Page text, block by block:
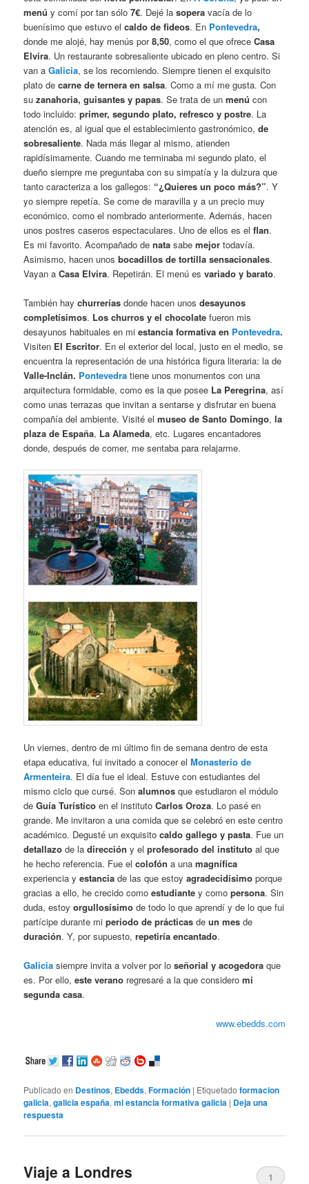
menú y comí por tan sólo7€. Dejé lasoperavacía de lo
buenísimo que estuvo elcaldo de fideos. En Pontevedra,
donde me alojé, hay menús por8,50, como el que ofreceCasa
Elvira. Un restaurante sobresaliente ubicado en pleno centro. Si
van aGalicia, se los recomiendo. Siempre tienen el exquisito
plato decarne de ternera en salsa. Como a mí me gusta. Con
suzanahoria, guisantes y papas. Se trata de unmenú con
todo incluido:primer, segundo plato, refresco y postre. La
atención es, al igual que el establecimiento gastronómico, de
sobresaliente. Nada más llegar al mismo, atienden
rapidísimamente. Cuando me terminaba mi segundo plato, el
dueño siempre me preguntaba con su simpatía y la dulzura que
tanto caracteriza a los gallegos: “¿Quieres un poco más?”. Y
yo siempre repetía. Se come de maravilla y a un precio muy
económico, como el nombrado anteriormente. Además, hacen
unos postres caseros espectaculares. Uno de ellos es elflan.
Es mi favorito. Acompañado denatasabemejor todavía.
Asimismo, hacen unosbocadillos de tortilla sensacionales.
Vayan aCasa Elvira. Repetirán. El menú esvariado y barato.
También haychurrerías donde hacen unosdesayunos
completísimos. Loschurros y el chocolate fueron mis
desayunos habituales en miestancia formativa en Pontevedra.
Visiten El Escritor. En el exterior del local, justo en el medio, se
encuentra la representación de una histórica figura literaria: la de
Valle-Inclán. Pontevedra tiene unos monumentos con una
arquitectura formidable, como es la que posee La Peregrina, así
como unas terrazas que invitan a sentarse y disfrutar en buena
compañía del ambiente. Visité elmuseo deSanto Domingo,la
plaza de España, La Alameda, etc. Lugares encantadores
donde, después de comer, me sentaba para relajarme.
Un viernes, dentro de mi último fin de semana dentro de esta
etapa educativa, fui invitado a conocer elMonasterio de
Armenteira. El día fue el ideal. Estuve con estudiantes del
mismo ciclo que cursé. Sonalumnos que estudiaron el módulo
deGuía Turísticoen el institutoCarlos Oroza. Lo pasé en
grande. Me invitaron a una comida que se celebró en este centro
académico. Degusté un exquisitocaldo gallego y pasta. Fue un
detallazo de ladirección y elprofesorado del instituto al que
he hecho referencia. Fue elcolofóna unamagnífica
experiencia yestancia de las que estoyagradecidísimo porque
gracias a ello, he crecido comoestudiante y comopersona. Sin
duda, estoyorgullosísimo de todo lo que aprendí y de lo que fui
partícipe durante miperiodo de prácticas deun mes de
duración. Y, por supuesto,repetiría encantado.
Galiciasiempre invita a volver por loseñorial y acogedora que
es. Por ello,este verano regresaré a la que consideromi
segunda casa.
www.ebedds.com
Publicado en Destinos, Ebedds,Formación | Etiquetado formacion
galicia,galicia españa,mi estancia formativa galicia | Deja una
respuesta
Viaje a Londres 1